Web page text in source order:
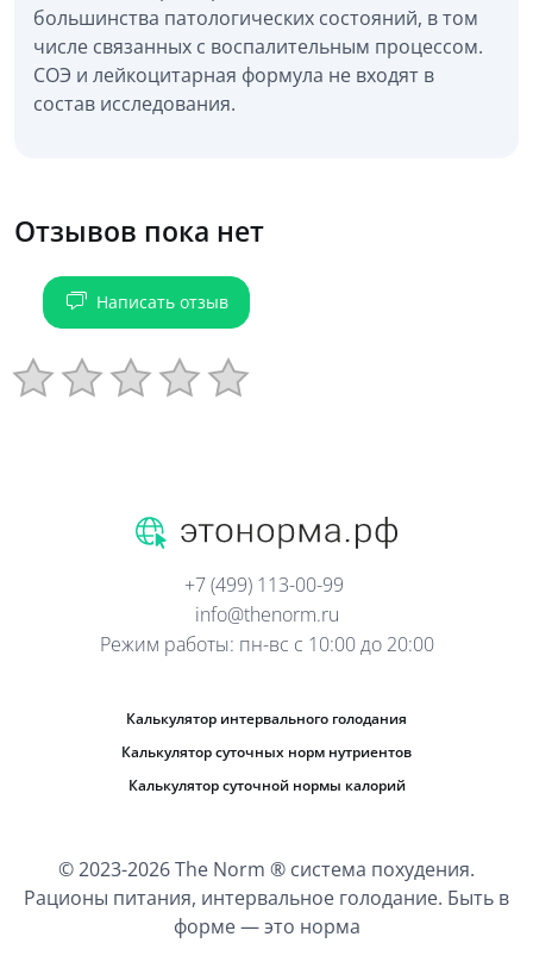
большинства патологических состояний, в том
числе связанных с воспалительным процессом.
СОЭ и лейкоцитарная формула не входят в
состав исследования.
Отзывов пока нет
Написать отзыв
+7 (499) 113-00-99
info@thenorm.ru
Режим работы: пн-вс с 10:00 до 20:00
Калькулятор интервального голодания
Калькулятор суточных норм нутриентов
Калькулятор суточной нормы калорий
© 2023-2026 The Norm ® система похудения.
Рационы питания, интервальное голодание. Быть в
форме — это норма